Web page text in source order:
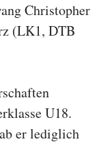
Christopher
(LK1, DTB
U18.
er lediglich